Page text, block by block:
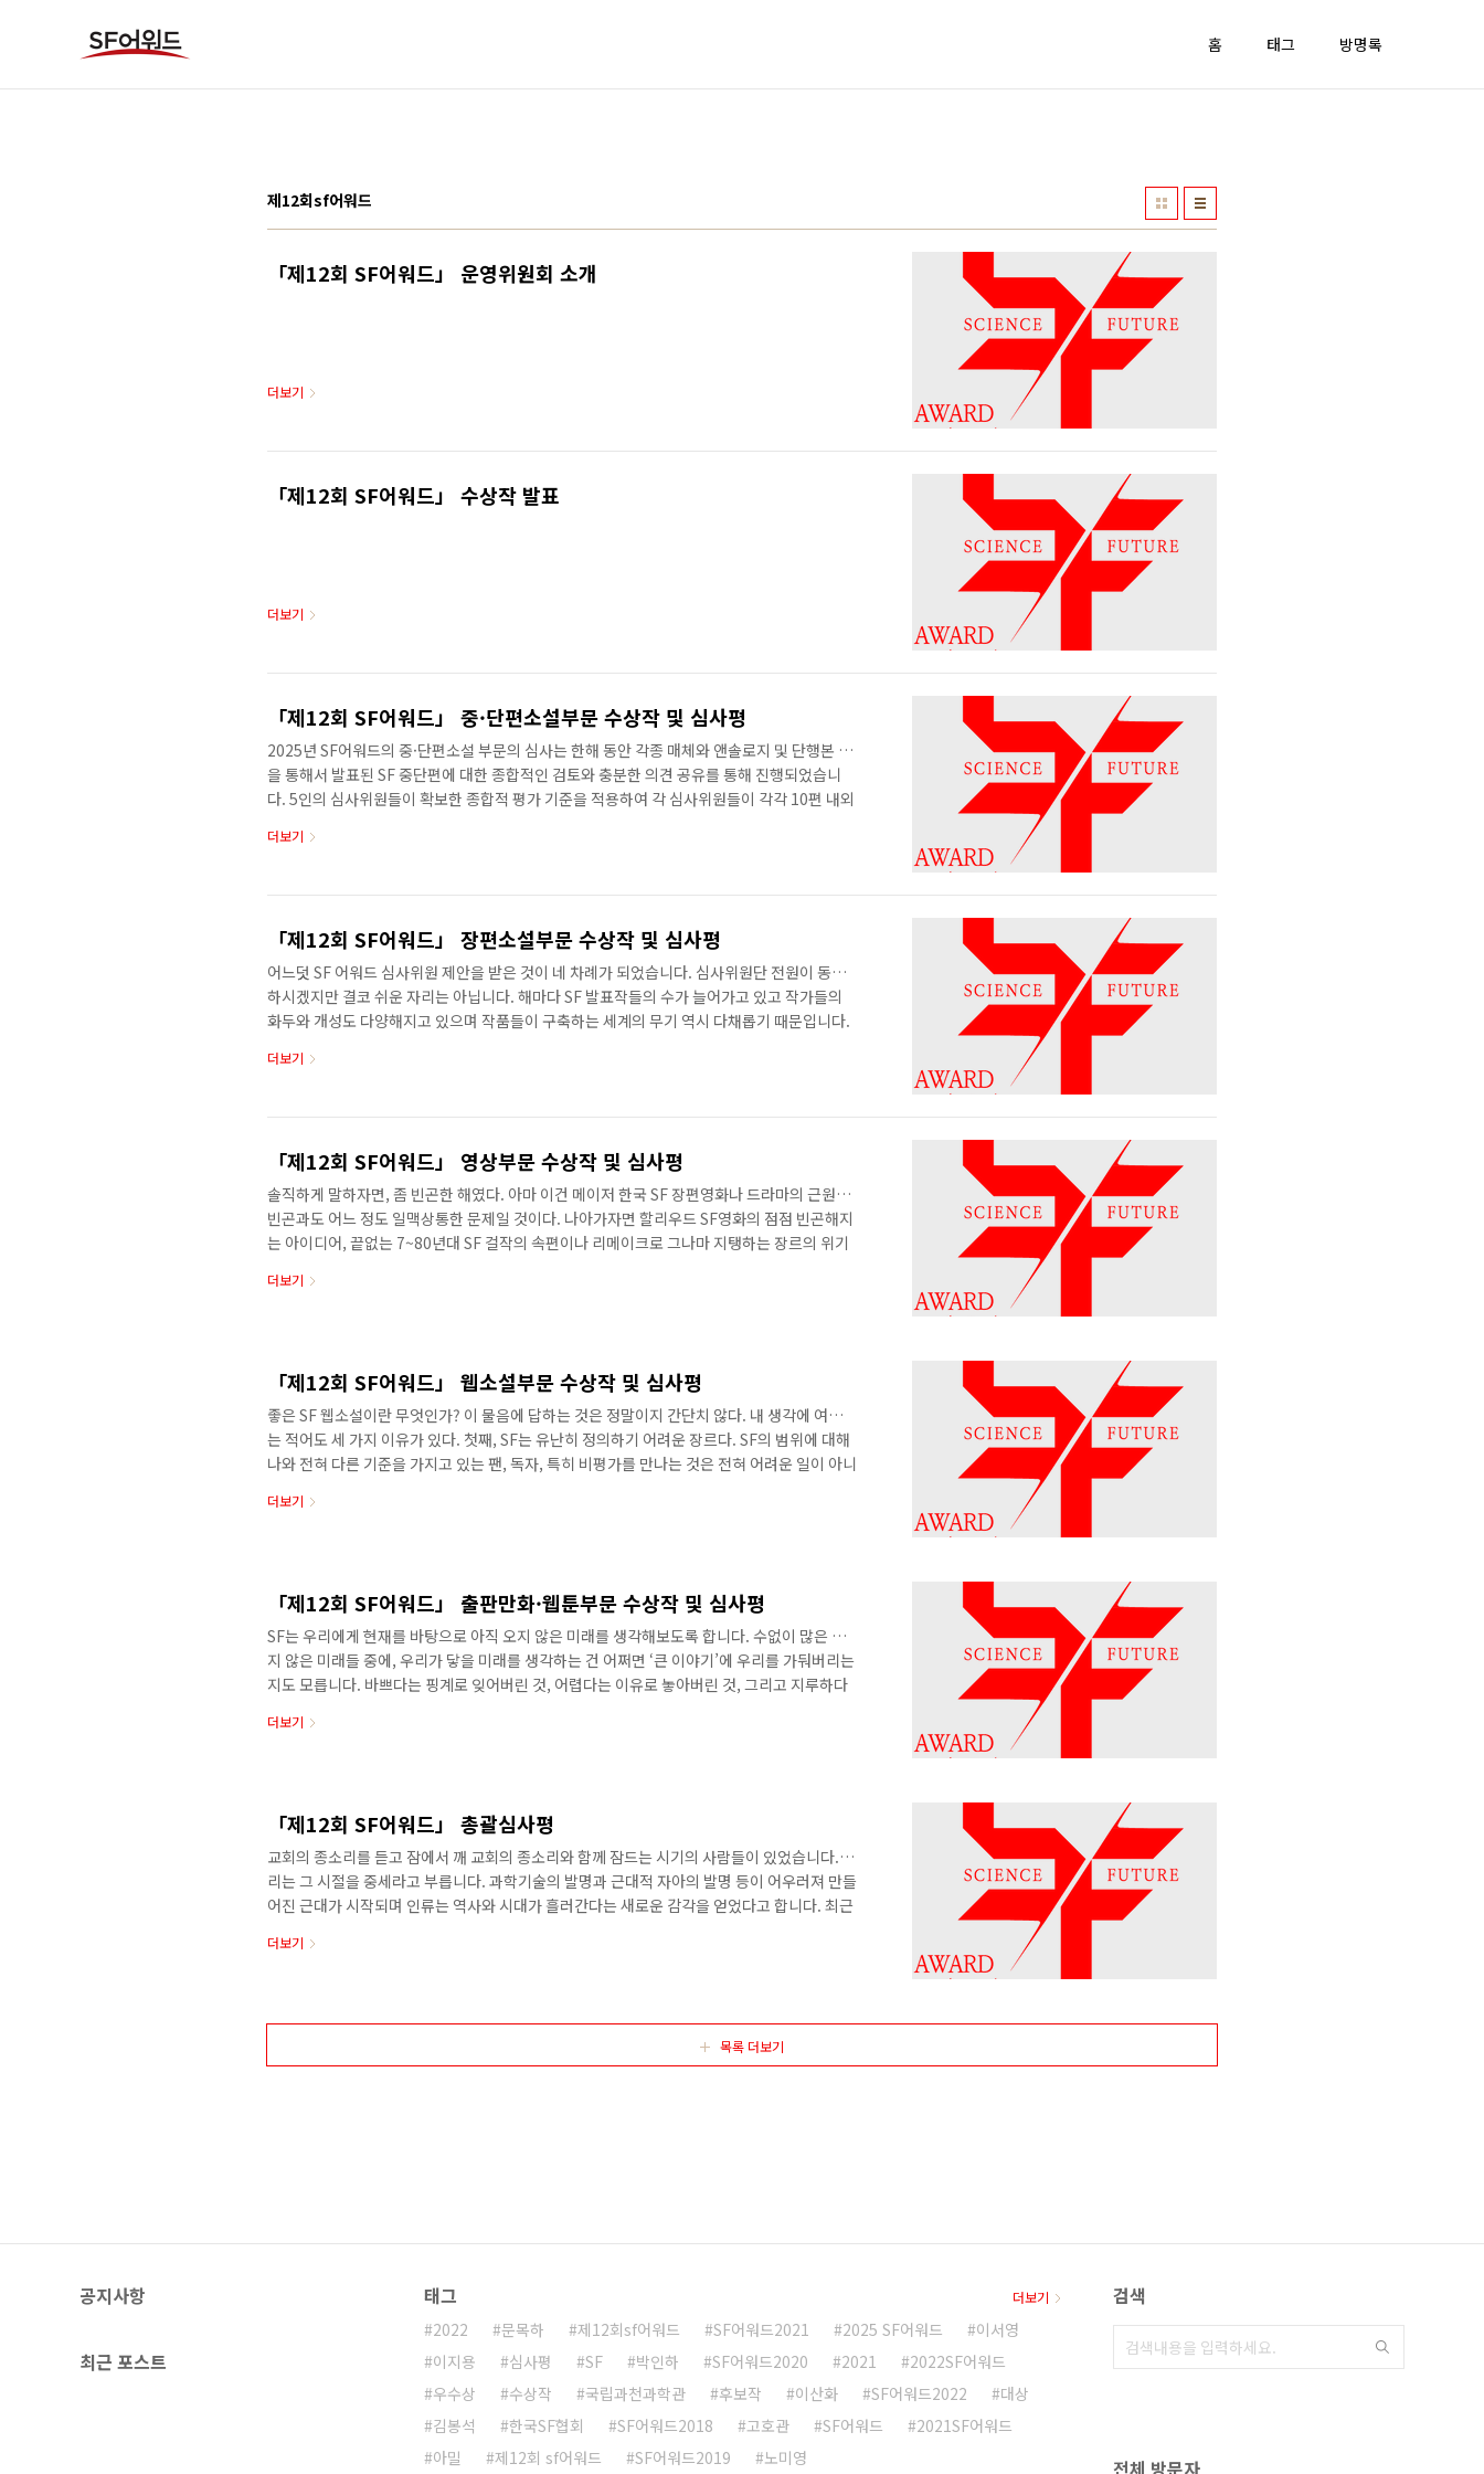
홈
태그 방명록
제12회sf어워드
「제12회 SF어워드」 운영위원회 소개
더보기
「제12회 SF어워드」 수상작 발표
더보기
「제12회 SF어워드」 중·단편소설부문 수상작 및 심사평
2025년 SF어워드의 중·단편소설 부문의 심사는 한해 동안 각종 매체와 앤솔로지 및 단행본 등
을 통해서 발표된 SF 중단편에 대한 종합적인 검토와 충분한 의견 공유를 통해 진행되었습니
다. 5인의 심사위원들이 확보한 종합적 평가 기준을 적용하여 각 심사위원들이 각각 10편 내외
하였습니다. 본심에서도 꽤 많은 작품들을 다루어야 했기 때문에, 심사위원들은 사전에 많은
상으로 최종심을 진행하였습니다. 기본적으로 최종심에 진출한 작품들의 긍정적인 평가 사항
더보기
「제12회 SF어워드」 장편소설부문 수상작 및 심사평
어느덧 SF 어워드 심사위원 제안을 받은 것이 네 차례가 되었습니다. 심사위원단 전원이 동의
하시겠지만 결코 쉬운 자리는 아닙니다. 해마다 SF 발표작들의 수가 늘어가고 있고 작가들의
화두와 개성도 다양해지고 있으며 작품들이 구축하는 세계의 무기 역시 다채롭기 때문입니다.
릿하고 행복하기 때문입니다. 한 명의 독자로서 경이로운 세계를 펼쳐보이는 작품에 감탄하고,
심에서 치러지는 심사위원들간의 치열한 난상 토론과 반박, 장르에 대한 의견 재정립 등이 너무
더보기
「제12회 SF어워드」 영상부문 수상작 및 심사평
솔직하게 말하자면, 좀 빈곤한 해였다. 아마 이건 메이저 한국 SF 장편영화나 드라마의 근원적
빈곤과도 어느 정도 일맥상통한 문제일 것이다. 나아가자면 할리우드 SF영화의 점점 빈곤해지
는 아이디어, 끝없는 7~80년대 SF 걸작의 속편이나 리메이크로 그나마 지탱하는 장르의 위기
반해 영상 부문은 매해 비슷한 현실과 부딪힌다. 장르를 가지고 놀 줄 아는 영상을 만나는 게 점
더보기
「제12회 SF어워드」 웹소설부문 수상작 및 심사평
좋은 SF 웹소설이란 무엇인가? 이 물음에 답하는 것은 정말이지 간단치 않다. 내 생각에 여기에
는 적어도 세 가지 이유가 있다. 첫째, SF는 유난히 정의하기 어려운 장르다. SF의 범위에 대해
나와 전혀 다른 기준을 가지고 있는 팬, 독자, 특히 비평가를 만나는 것은 전혀 어려운 일이 아니
다. 웹소설은 판타지, SF, 미스터리, 로맨스, 나아가 포르노그래피에 이르기까지 무수한 장르를
더보기
「제12회 SF어워드」 출판만화·웹툰부문 수상작 및 심사평
SF는 우리에게 현재를 바탕으로 아직 오지 않은 미래를 생각해보도록 합니다. 수없이 많은 오
지 않은 미래들 중에, 우리가 닿을 미래를 생각하는 건 어쩌면 ‘큰 이야기’에 우리를 가둬버리는
지도 모릅니다. 바쁘다는 핑계로 잊어버린 것, 어렵다는 이유로 놓아버린 것, 그리고 지루하다
2025년은 ‘픽션은 현실을 이기기 어렵다’는 오래된 명제를 우리의 삶으로 체험해본 시기였다
더보기
「제12회 SF어워드」 총괄심사평
교회의 종소리를 듣고 잠에서 깨 교회의 종소리와 함께 잠드는 시기의 사람들이 있었습니다. 우
리는 그 시절을 중세라고 부릅니다. 과학기술의 발명과 근대적 자아의 발명 등이 어우러져 만들
어진 근대가 시작되며 인류는 역사와 시대가 흘러간다는 새로운 감각을 얻었다고 합니다. 최근
다. 하루가 다르게 발전하는 인공지능 기술은 단순한 챗봇을 뛰어넘어 기술, 문화, 예술가 무엇
리합니다. 가열되는 온난화의 세계에서 우리는 올 여름 우리를 괴롭혔던..
더보기
목록 더보기
공지사항
최근 포스트
태그
2022 문목하 제12회sf어워드 SF어워드2021 2025 SF어워드
이서영
이지용
심사평 SF 박인하 SF어워드2020 2021
2022SF어워드
우수상
수상작 국립과천과학관 후보작 이산화 SF어워드2022
대상
김봉석
한국SF협회 SF어워드2018 고호관 SF어워드
2021SF어워드
아밀
제12회 sf어워드 SF어워드2019 노미영
더보기 검색
전체 방문자